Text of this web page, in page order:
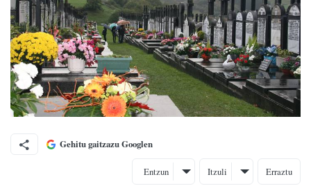
Gehitu gaitzazu Googlen
Entzun Itzuli Erraztu